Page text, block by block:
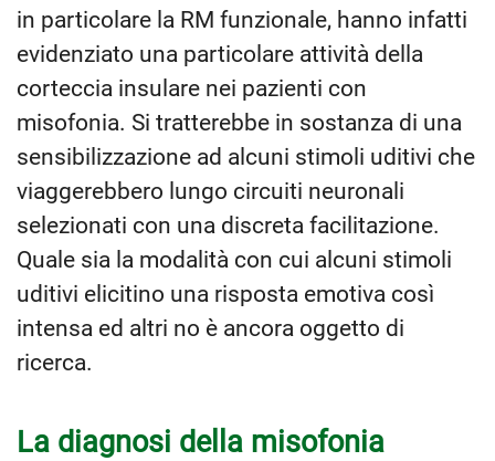
in particolare la RM funzionale, hanno infatti
evidenziato una particolare attività della
corteccia insulare nei pazienti con
misofonia. Si tratterebbe in sostanza di una
sensibilizzazione ad alcuni stimoli uditivi che
viaggerebbero lungo circuiti neuronali
selezionati con una discreta facilitazione.
Quale sia la modalità con cui alcuni stimoli
uditivi elicitino una risposta emotiva così
intensa ed altri no è ancora oggetto di
ricerca.
La diagnosi della misofonia